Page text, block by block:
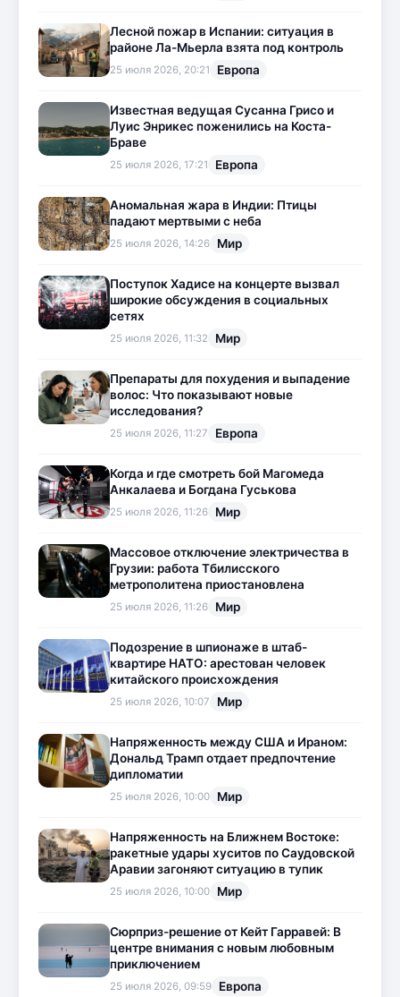
Лесной пожар в Испании: ситуация в
районе Ла-Мьерла взята под контроль
25 июля 2026, 20:21 Европа
Известная ведущая Сусанна Грисо и
Луис Энрикес поженились на Коста-
Браве
25 июля 2026, 17:21 Европа
Аномальная жара в Индии: Птицы
падают мертвыми с неба
25 июля 2026, 14:26 Мир
Поступок Хадисе на концерте вызвал
широкие обсуждения в социальных
сетях
25 июля 2026, 11:32 Мир
Препараты для похудения и выпадение
волос: Что показывают новые
исследования?
25 июля 2026, 11:27 Европа
Когда и где смотреть бой Магомеда
Анкалаева и Богдана Гуськова
25 июля 2026, 11:26 Мир
Массовое отключение электричества в
Грузии: работа Тбилисского
метрополитена приостановлена
25 июля 2026, 11:26 Мир
Подозрение в шпионаже в штаб-
квартире НАТО: арестован человек
китайского происхождения
25 июля 2026, 10:07 Мир
Напряженность между США и Ираном:
Дональд Трамп отдает предпочтение
дипломатии
25 июля 2026, 10:00 Мир
Напряженность на Ближнем Востоке:
ракетные удары хуситов по Саудовской
Аравии загоняют ситуацию в тупик
25 июля 2026, 10:00 Мир
Сюрприз-решение от Кейт Гарравей: В
центре внимания с новым любовным
приключением
25 июля 2026, 09:59 Европа